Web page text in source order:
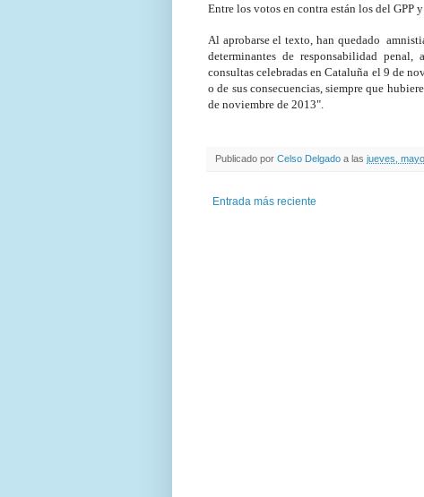
Entre los votos en contra están los del
Al aprobarse el texto, han quedado
determinantes de responsabilidad
consultas celebradas en Cataluña el 9 de
o de sus consecuencias, siempre que
de noviembre de 2013".
Publicado por Celso Delgado a las jueves,
Entrada más reciente